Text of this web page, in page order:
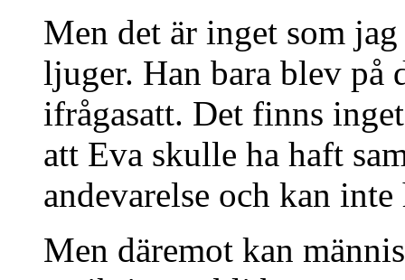
Men det är inget som
ljuger. Han bara blev på
ifrågasatt. Det finns
att Eva skulle ha haft
andevarelse och kan
Men däremot kan